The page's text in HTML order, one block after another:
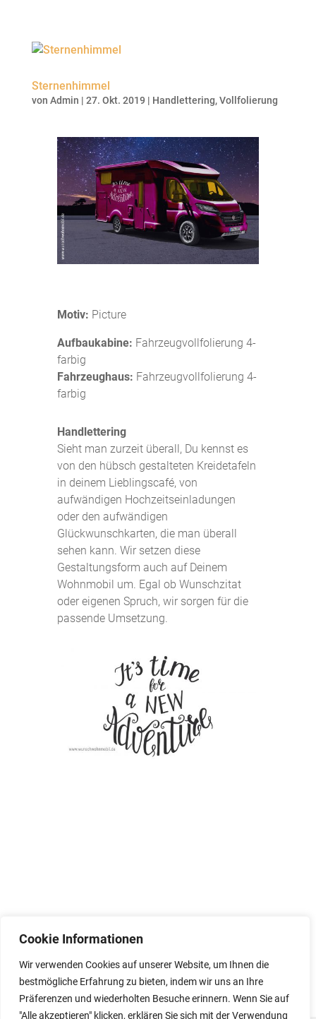
Cookie Informationen
Wir verwenden Cookies auf unserer Website, um Ihnen die
bestmögliche Erfahrung zu bieten, indem wir uns an Ihre
Präferenzen und wiederholten Besuche erinnern. Wenn Sie auf
"Alle akzeptieren" klicken, erklären Sie sich mit der Verwendung
Sternenhimmel
von Admin | 27. Okt. 2019 | Handlettering,Vollfolierung
Motiv: Picture
Aufbaukabine: Fahrzeugvollfolierung 4-
farbig
Fahrzeughaus: Fahrzeugvollfolierung 4-
farbig
Handlettering
Sieht man zurzeit überall, Du kennst es
von den hübsch gestalteten Kreidetafeln
in deinem Lieblingscafé, von
aufwändigen Hochzeitseinladungen
oder den aufwändigen
Glückwunschkarten, die man überall
sehen kann. Wir setzen diese
Gestaltungsform auch auf Deinem
Wohnmobil um. Egal ob Wunschzitat
oder eigenen Spruch, wir sorgen für die
passende Umsetzung.
Seitenmenü
HOME